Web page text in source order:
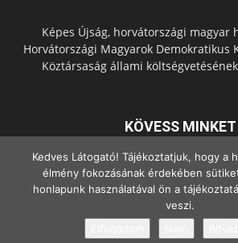
Képes Újság, horvátországi magyar
Horvátországi Magyarok Demokratikus
Köztársaság állami
KÖVESS MINKET
© Copyright - 2022 Minden jog
Kedves Látogató! Tájékoztatjuk, hogy a
élmény fokozásának érdekében
honlapunk használatával ön a
veszi.